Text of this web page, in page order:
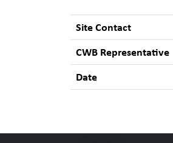
Site Contact
CWB Representative
Date